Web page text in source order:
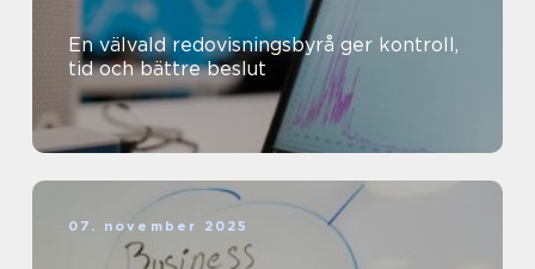
En välvald redovisningsbyrå ger kontroll,
tid och bättre beslut
07. november 2025